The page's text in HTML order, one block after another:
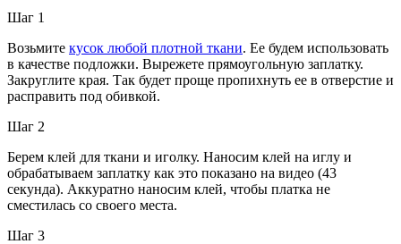
Шаг 1
Возьмите кусок любой плотной ткани. Ее будем использовать
в качестве подложки. Вырежете прямоугольную заплатку.
Закруглите края. Так будет проще пропихнуть ее в отверстие и
расправить под обивкой.
Шаг 2
Берем клей для ткани и иголку. Наносим клей на иглу и
обрабатываем заплатку как это показано на видео (43
секунда). Аккуратно наносим клей, чтобы платка не
сместилась со своего места.
Шаг 3